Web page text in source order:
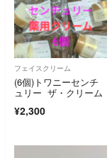
フェイスクリーム
(6個)トワニーセンチ
ュリー ザ・クリーム
¥2,300